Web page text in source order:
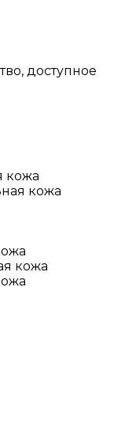
доступное
кожа
кожа
кожа